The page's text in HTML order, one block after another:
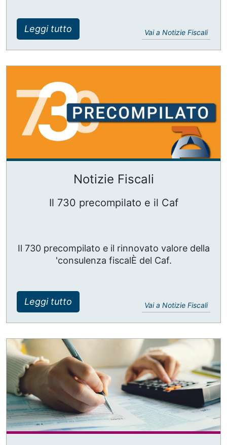
Leggi tutto Vai a Notizie Fiscali
Notizie Fiscali
Il 730 precompilato e il Caf
Il 730 precompilato e il rinnovato valore della
'consulenza fiscalÈ del Caf.
Leggi tutto Vai a Notizie Fiscali